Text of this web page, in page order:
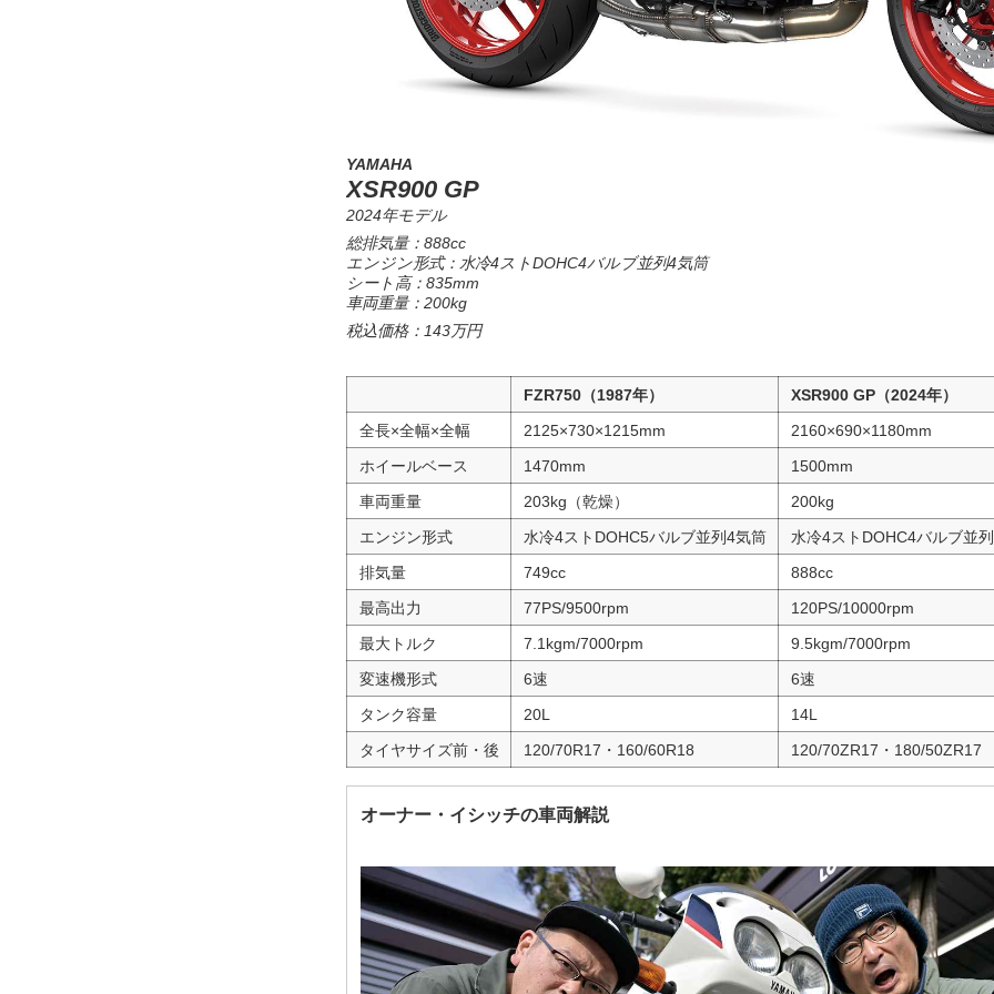
YAMAHA
XSR900 GP
2024年モデル
総排気量：888cc
エンジン形式：水冷4ストDOHC4バルブ並列4気筒
シート高：835mm
車両重量：200kg
税込価格：143万円
FZR750（1987年）
XSR900 GP（2024年）
全長×全幅×全幅
2125×730×1215mm
2160×690×1180mm
ホイールベース
1470mm
1500mm
車両重量
203kg（乾燥）
200kg
エンジン形式
水冷4ストDOHC5バルブ並列4気筒
水冷4ストDOHC4バルブ並
排気量
749cc
888cc
最高出力
77PS/9500rpm
120PS/10000rpm
最大トルク
7.1kgm/7000rpm
9.5kgm/7000rpm
変速機形式
6速
6速
タンク容量
20L
14L
タイヤサイズ前・後
120/70R17・160/60R18 120/70ZR17・180/50ZR17
オーナー・イシッチの車両解説